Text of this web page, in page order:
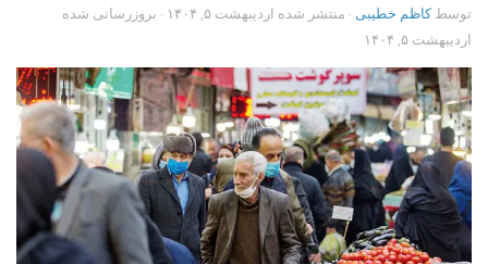
توسطکاظم خطیبی · منتشر شده اردیبهشت ۵, ۱۴۰۴
· بروزرسانی شده
اردیبهشت ۵, ۱۴۰۴